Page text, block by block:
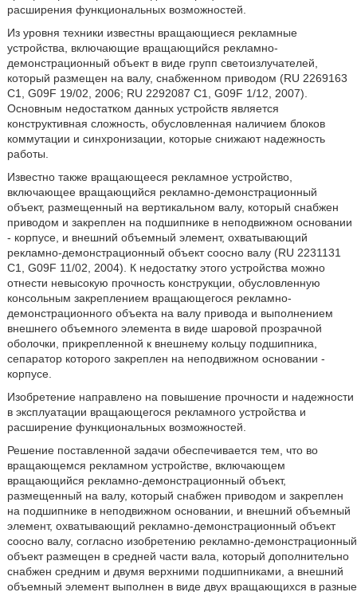
расширения функциональных возможностей.
Из уровня техники известны вращающиеся рекламные
устройства, включающие вращающийся рекламно-
демонстрационный объект в виде групп светоизлучателей,
который размещен на валу, снабженном приводом (RU 2269163
C1, G09F 19/02, 2006; RU 2292087 C1, G09F 1/12, 2007).
Основным недостатком данных устройств является
конструктивная сложность, обусловленная наличием блоков
коммутации и синхронизации, которые снижают надежность
работы.
Известно также вращающееся рекламное устройство,
включающее вращающийся рекламно-демонстрационный
объект, размещенный на вертикальном валу, который снабжен
приводом и закреплен на подшипнике в неподвижном основании
- корпусе, и внешний объемный элемент, охватывающий
рекламно-демонстрационный объект соосно валу (RU 2231131
C1, G09F 11/02, 2004). К недостатку этого устройства можно
отнести невысокую прочность конструкции, обусловленную
консольным закреплением вращающегося рекламно-
демонстрационного объекта на валу привода и выполнением
внешнего объемного элемента в виде шаровой прозрачной
оболочки, прикрепленной к внешнему кольцу подшипника,
сепаратор которого закреплен на неподвижном основании -
корпусе.
Изобретение направлено на повышение прочности и надежности
в эксплуатации вращающегося рекламного устройства и
расширение функциональных возможностей.
Решение поставленной задачи обеспечивается тем, что во
вращающемся рекламном устройстве, включающем
вращающийся рекламно-демонстрационный объект,
размещенный на валу, который снабжен приводом и закреплен
на подшипнике в неподвижном основании, и внешний объемный
элемент, охватывающий рекламно-демонстрационный объект
соосно валу, согласно изобретению рекламно-демонстрационный
объект размещен в средней части вала, который дополнительно
снабжен средним и двумя верхними подшипниками, а внешний
объемный элемент выполнен в виде двух вращающихся в разные